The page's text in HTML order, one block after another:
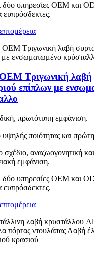
δύο υπηρεσίες OEM και
ευπρόσδεκτες.
Τριγωνική λαβή
επίπλων με
πρωτότυπη εμφάνιση.
ποιότητας και
σχέδιο, αναζωογονητική και
εμφάνιση.
δύο υπηρεσίες OEM και
ευπρόσδεκτες.